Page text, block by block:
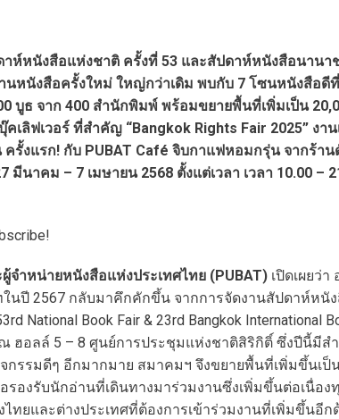
ห์หนังสือแห่งชาติ ครั้งที่ 53 และสัปดาห์หนังสือนานา
หนังสือครั้งใหม่ ใหญ่กว่าเดิม พบกับ 7 โซนหนังสือดี
บูธ จาก 400 สำนักพิมพ์ พร้อมขยายพื้นที่เพิ่มเป็น
เลิฟเวอร์ ที่สำคัญ “Bangkok Rights Fair 2025” งา
รั้งแรก! กับ PUBAT Café จิบกาแฟหอมกรุ่น จากร้าน
นาคม – 7 เมษายน 2568 ตั้งแต่เวลา เวลา 10.00 –
ำหน่ายหนังสือแห่งประเทศไทย (PUBAT) เปิดเผยว่
นปี 2567 กลับมาคึกคักขึ้น จากการจัดงานสัปดาห์หนั
Book Fair & 23rd Bangkok International
ฮอลล์ 5 – 8 ศูนย์การประชุมแห่งชาติสิริกิติ์ ซึ่งปีนี้มีส
รรมดีๆ อีกมากมาย สมาคมฯ จึงขยายพื้นที่เพิ่มขึ้นเป็
รองรับนักอ่านที่เดินทางมาร่วมงานซึ่งเพิ่มขึ้นต่อเนื่อง
ยและต่างประเทศที่ต้องการเข้าร่วมงานที่เพิ่มขึ้นอีก